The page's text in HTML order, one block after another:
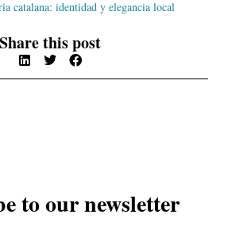
catalana: identidad y elegancia local
Share this post
to our newsletter